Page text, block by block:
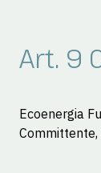
Art. 9
Ecoenergia
Committente,